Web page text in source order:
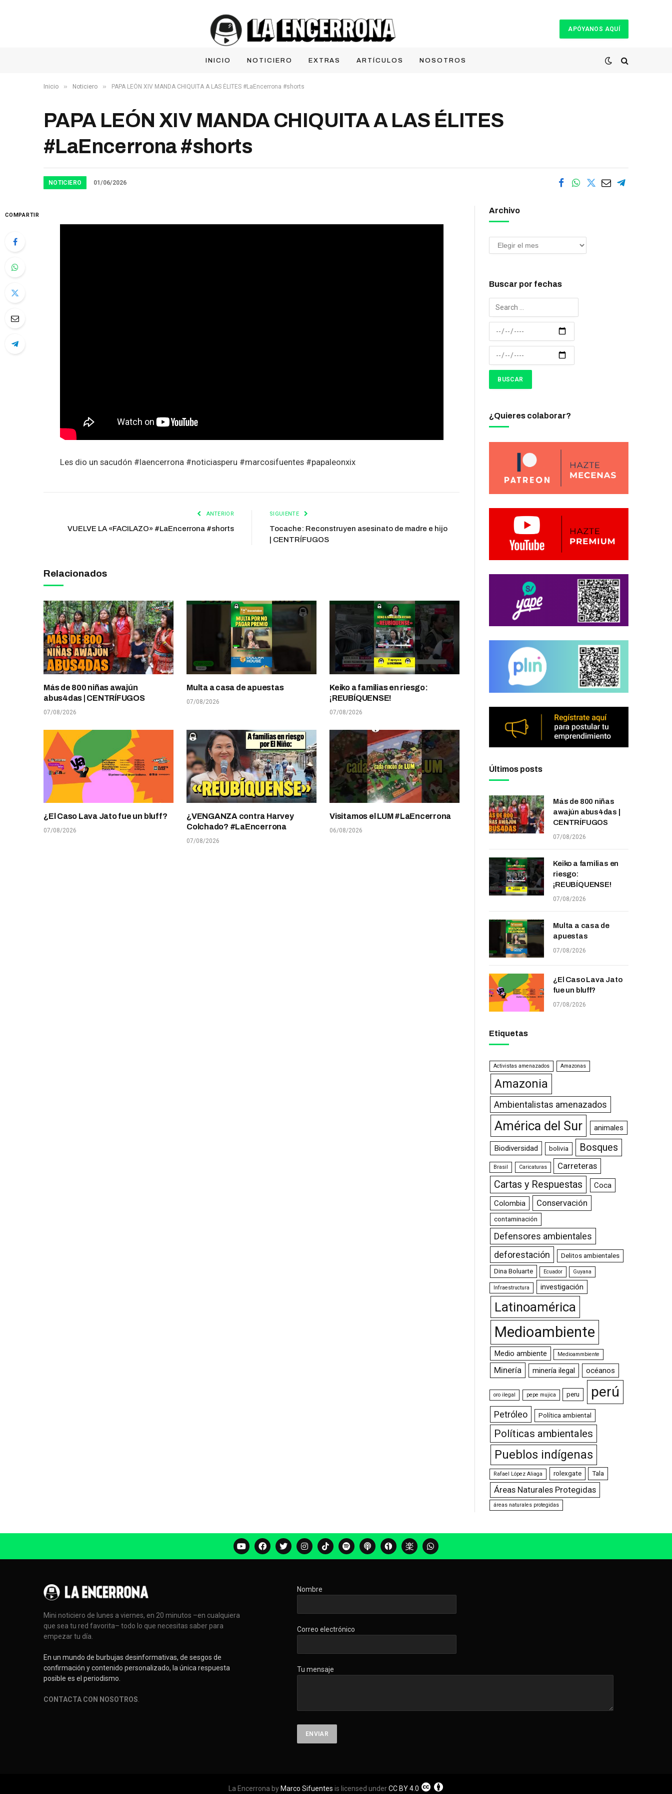
APÓYANOS AQUÍ
INICIO NOTICIERO EXTRAS ARTÍCULOS NOSOTROS
Inicio » Noticiero » PAPA LEÓN XIV MANDA CHIQUITA A LAS ÉLITES #LaEncerrona #shorts
PAPA LEÓN XIV MANDA CHIQUITA A LAS ÉLITES
#LaEncerrona #shorts
NOTICIERO 01/06/2026
COMPARTIR
Les dio un sacudón #laencerrona #noticiasperu #marcosifuentes #papaleonxix
ANTERIOR
VUELVE LA «FACILAZO» #LaEncerrona #shorts
SIGUIENTE
Tocache: Reconstruyen asesinato de madre e hijo
| CENTRÍFUGOS
Relacionados
Más de 800 niñas awajún
abus4das | CENTRÍFUGOS
07/08/2026
Multa a casa de apuestas
07/08/2026
Keiko a familias en riesgo:
¡REUBÍQUENSE!
07/08/2026
¿El Caso Lava Jato fue un bluff?
07/08/2026
¿VENGANZA contra Harvey
Colchado? #LaEncerrona
07/08/2026
Visitamos el LUM #LaEncerrona
06/08/2026
Archivo
Buscar por fechas
¿Quieres colaborar?
Últimos posts
Más de 800 niñas
awajún abus4das |
CENTRÍFUGOS
07/08/2026
Keiko a familias en
riesgo:
¡REUBÍQUENSE!
07/08/2026
Multa a casa de
apuestas
07/08/2026
¿El Caso Lava Jato
fue un bluff?
07/08/2026
Etiquetas
Activistas amenazados Amazonas
Amazonia
Ambientalistas amenazados
América del Sur animales
Biodiversidad bolivia Bosques
Brasil Caricaturas Carreteras
Cartas y Respuestas
Coca
Colombia
Conservación
contaminación
Defensores ambientales
deforestación
Delitos ambientales
Dina Boluarte Ecuador Guyana
Infraestructura investigación
Latinoamérica
Medioambiente
Medio ambiente Medioammbiente
Minería minería ilegal océanos
oro ilegal pepe mujica peru perú
Petróleo Política ambiental
Políticas ambientales
Pueblos indígenas
Rafael López Aliaga rolexgate Tala
Áreas Naturales Protegidas
áreas naturales protegidas
Mini noticiero de lunes a viernes, en 20 minutos –en cualquiera
que sea tu red favorita– todo lo que necesitas saber para
empezar tu día.
En un mundo de burbujas desinformativas, de sesgos de
confirmación y contenido personalizado, la única respuesta
posible es el periodismo.
CONTACTA CON NOSOTROS
Nombre
Correo electrónico
Tu mensaje
La Encerrona by Marco Sifuentes is licensed underCC BY 4.0